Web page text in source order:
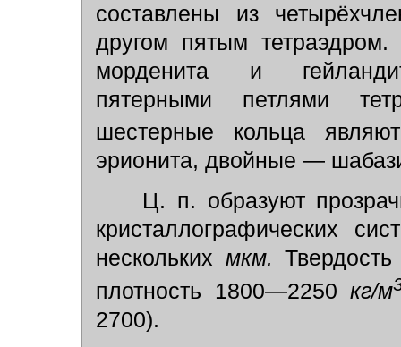
составлены из
другом пятым
морденита и
пятерными петлями
шестерные кольца
эрионита, двойные —
Ц. п. образуют
кристаллографических
нескольких мкм.
плотность 1800—2250кг/м
2700).